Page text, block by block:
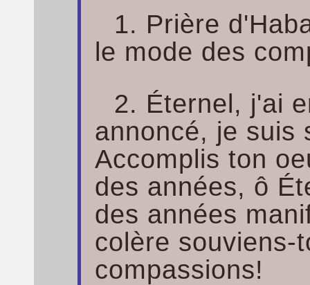
1. Prière
le mode des
2. Éternel, j'ai
annoncé, je suis
Accomplis ton
des années, ô
des années
colère souviens-
compassions!